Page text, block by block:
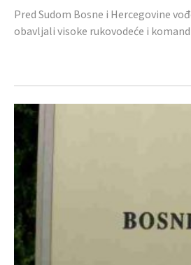
Pred Sudom Bosne i Hercegovine
obavljali visoke rukovodeće i